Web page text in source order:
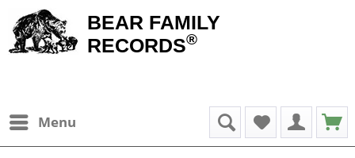
BEAR FAMILY
RECORDS®
Menu